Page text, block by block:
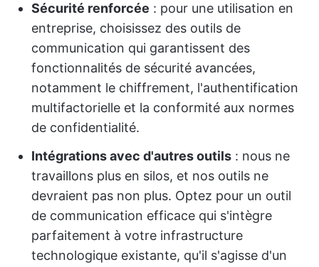
Sécurité renforcée : pour une utilisation en
entreprise, choisissez des outils de
communication qui garantissent des
fonctionnalités de sécurité avancées,
notamment le chiffrement, l'authentification
multifactorielle et la conformité aux normes
de confidentialité.
Intégrations avec d'autres outils : nous ne
travaillons plus en silos, et nos outils ne
devraient pas non plus. Optez pour un outil
de communication efficace qui s'intègre
parfaitement à votre infrastructure
technologique existante, qu'il s'agisse d'un